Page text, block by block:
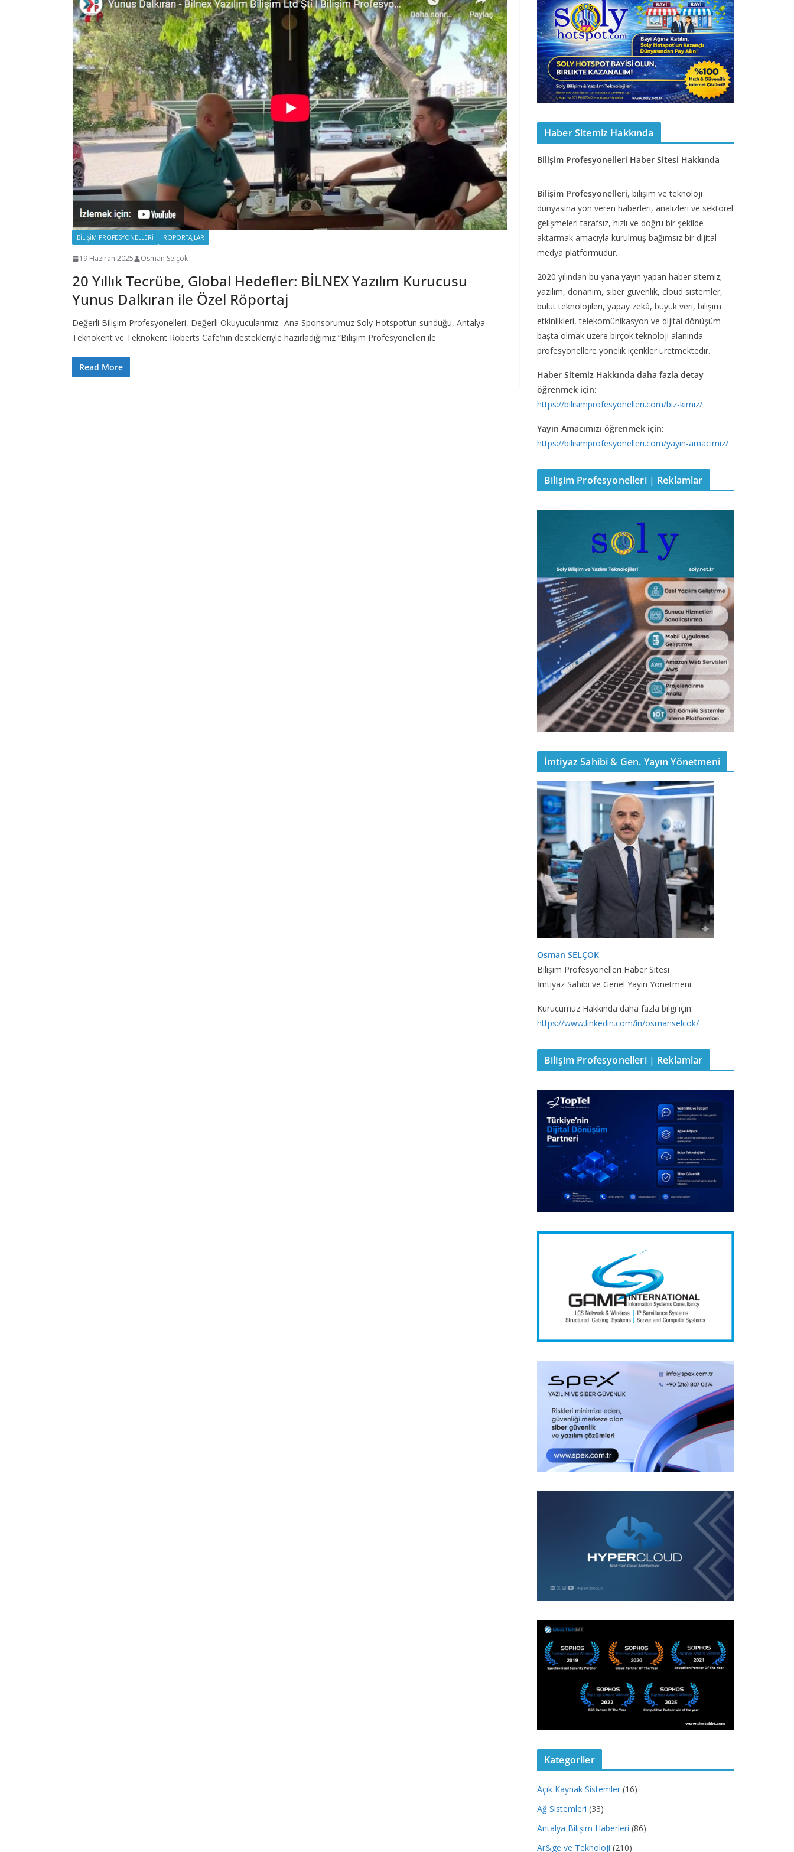
BILIŞIM PROFESYONELLERI RÖPORTAJLAR
19 Haziran 2025 Osman Selçok
20 Yıllık Tecrübe, Global Hedefler: BİLNEX Yazılım Kurucusu
Yunus Dalkıran ile Özel Röportaj
Değerli Bilişim Profesyonelleri, Değerli Okuyucularımız.. Ana Sponsorumuz Soly Hotspot‘un sunduğu, Antalya
Teknokent ve Teknokent Roberts Cafe‘nin destekleriyle hazırladığımız “Bilişim Profesyonelleri ile
Read More
Haber Sitemiz Hakkında
Bilişim Profesyonelleri Haber Sitesi Hakkında
Bilişim Profesyonelleri, bilişim ve teknoloji
dünyasına yön veren haberleri, analizleri ve sektörel
gelişmeleri tarafsız, hızlı ve doğru bir şekilde
aktarmak amacıyla kurulmuş bağımsız bir dijital
medya platformudur.
2020 yılından bu yana yayın yapan haber sitemiz;
yazılım, donanım, siber güvenlik, cloud sistemler,
bulut teknolojileri, yapay zekâ, büyük veri, bilişim
etkinlikleri, telekomünikasyon ve dijital dönüşüm
başta olmak üzere birçok teknoloji alanında
profesyonellere yönelik içerikler üretmektedir.
Haber Sitemiz Hakkında daha fazla detay
öğrenmek için:
https://bilisimprofesyonelleri.com/biz-kimiz/
Yayın Amacımızı öğrenmek için:
https://bilisimprofesyonelleri.com/yayin-amacimiz/
Bilişim Profesyonelleri | Reklamlar
İmtiyaz Sahibi & Gen. Yayın Yönetmeni
Osman SELÇOK
Bilişim Profesyonelleri Haber Sitesi
İmtiyaz Sahibi ve Genel Yayın Yönetmeni
Kurucumuz Hakkında daha fazla bilgi için:
https://www.linkedin.com/in/osmanselcok/
Bilişim Profesyonelleri | Reklamlar
Kategoriler
Açık Kaynak Sistemler (16)
Ağ Sistemleri (33)
Antalya Bilişim Haberleri (86)
Ar&ge ve Teknoloji (210)